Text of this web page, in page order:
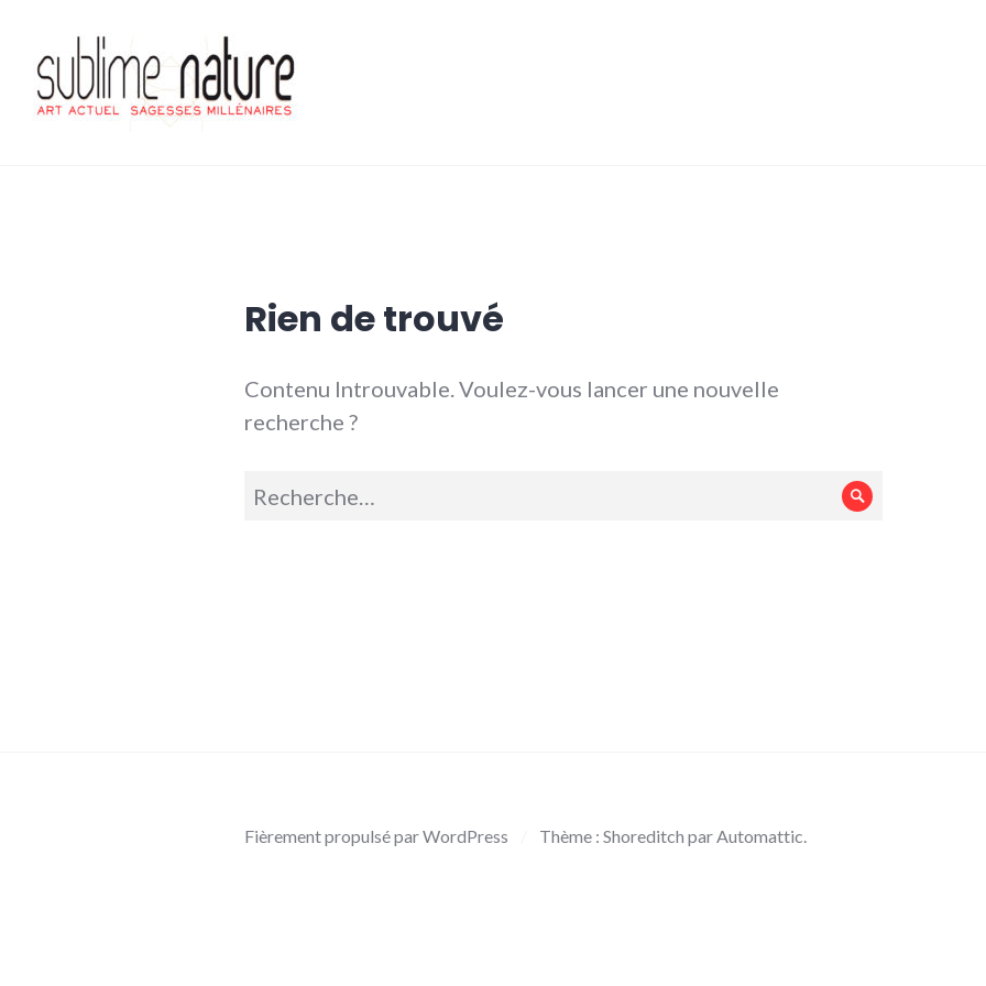
contenu
principal
Rien de trouvé
Contenu Introuvable. Voulez-vous lancer une nouvelle
recherche ?
Recherche
Rechercher
Fièrement propulsé par WordPress Thème : Shoreditch parAutomattic.